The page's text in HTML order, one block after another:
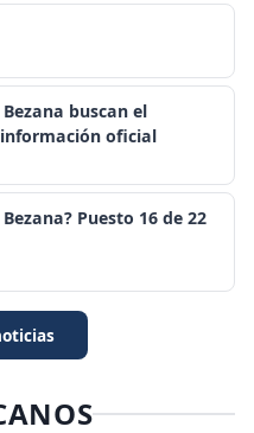
buscan el
oficial
Puesto 16 de 22